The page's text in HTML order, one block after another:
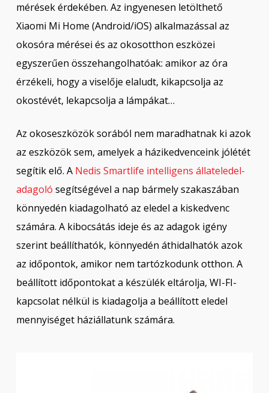
mérések érdekében. Az ingyenesen letölthető
Xiaomi Mi Home (Android/iOS) alkalmazással az
okosóra mérései és az okosotthon eszközei
egyszerűen összehangolhatóak: amikor az óra
érzékeli, hogy a viselője elaludt, kikapcsolja az
okostévét, lekapcsolja a lámpákat…
Az okoseszközök sorából nem maradhatnak ki azok
az eszközök sem, amelyek a házikedvenceink jólétét
segítik elő. A Nedis Smartlife intelligens állateledel-
adagoló segítségével a nap bármely szakaszában
könnyedén kiadagolható az eledel a kiskedvenc
számára. A kibocsátás ideje és az adagok igény
szerint beállíthatók, könnyedén áthidalhatók azok
az időpontok, amikor nem tartózkodunk otthon. A
beállított időpontokat a készülék eltárolja, WI-FI-
kapcsolat nélkül is kiadagolja a beállított eledel
mennyiséget háziállatunk számára.